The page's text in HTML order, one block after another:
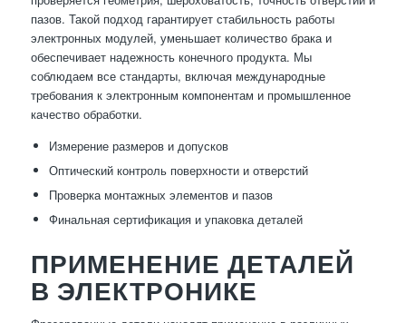
пазов. Такой подход гарантирует стабильность работы
электронных модулей, уменьшает количество брака и
обеспечивает надежность конечного продукта. Мы
соблюдаем все стандарты, включая международные
требования к электронным компонентам и промышленное
качество обработки.
Измерение размеров и допусков
Оптический контроль поверхности и отверстий
Проверка монтажных элементов и пазов
Финальная сертификация и упаковка деталей
ПРИМЕНЕНИЕ ДЕТАЛЕЙ
В ЭЛЕКТРОНИКЕ